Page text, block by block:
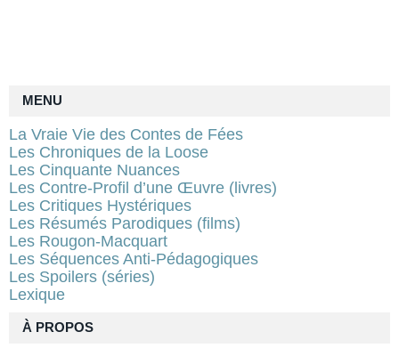
À PROPOS
MENU
La Vraie Vie des Contes de Fées
Les Chroniques de la Loose
Les Cinquante Nuances
Les Contre-Profil d’une Œuvre (livres)
Les Critiques Hystériques
Les Résumés Parodiques (films)
Les Rougon-Macquart
Les Séquences Anti-Pédagogiques
Les Spoilers (séries)
Lexique